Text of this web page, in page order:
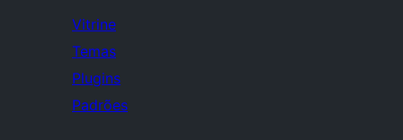
Vitrine
Temas
Plugins
Padrões